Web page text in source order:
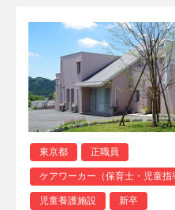
東京都 正職員
ケアワーカー（保育士・児童指
児童養護施設 新卒